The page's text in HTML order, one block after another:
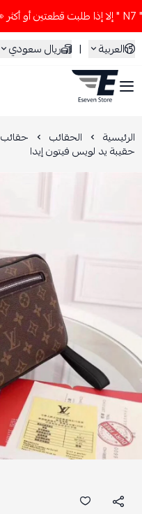
العربية
| ريال سعودي
ESEVEN STORE
الرئيسية الحقائب حقائب
حقيبة يد لويس فيتون إيدا